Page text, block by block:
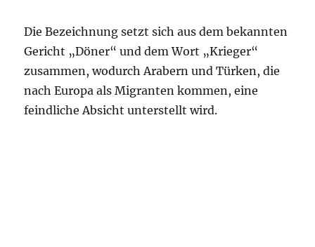
Die Bezeichnung setzt sich aus dem bekannten
Gericht „Döner“ und dem Wort „Krieger“
zusammen, wodurch Arabern und Türken, die
nach Europa als Migranten kommen, eine
feindliche Absicht unterstellt wird.